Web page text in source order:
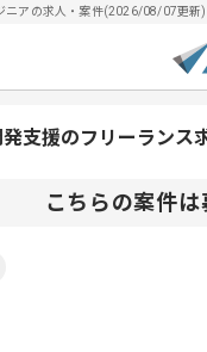
ニアの求人・案件(2026/08/07更新)
発支援のフリーランス
こちらの案件